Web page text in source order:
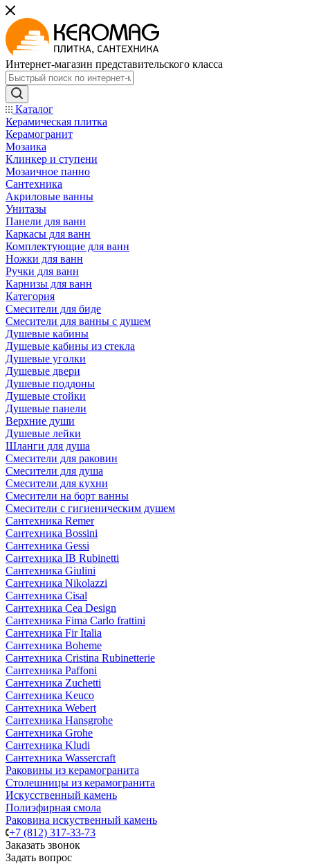
Интернет-магазин представительского класса
Каталог
Керамическая плитка
Керамогранит
Мозаика
Клинкер и ступени
Мозаичное панно
Сантехника
Акриловые ванны
Унитазы
Панели для ванн
Каркасы для ванн
Комплектующие для ванн
Ножки для ванн
Ручки для ванн
Карнизы для ванн
Категория
Смесители для биде
Смесители для ванны с душем
Душевые кабины
Душевые кабины из стекла
Душевые уголки
Душевые двери
Душевые поддоны
Душевые стойки
Душевые панели
Верхние души
Душевые лейки
Шланги для душа
Смесители для раковин
Смесители для душа
Смесители для кухни
Смесители на борт ванны
Смесители с гигиеническим душем
Сантехника Remer
Сантехника Bossini
Сантехника Gessi
Сантехника IB Rubinetti
Сантехника Giulini
Сантехника Nikolazzi
Сантехника Cisal
Сантехника Cea Design
Сантехника Fima Carlo frattini
Сантехника Fir Italia
Сантехника Boheme
Сантехника Cristina Rubinetterie
Сантехника Paffoni
Сантехника Zuchetti
Сантехника Keuco
Сантехника Webert
Сантехника Hansgrohe
Сантехника Grohe
Сантехника Kludi
Сантехника Wassercraft
Раковины из керамогранита
Столешницы из керамогранита
Искусственный камень
Полиэфирная смола
Раковина искуственный камень
+7 (812) 317-33-73
Заказать звонок
Задать вопрос